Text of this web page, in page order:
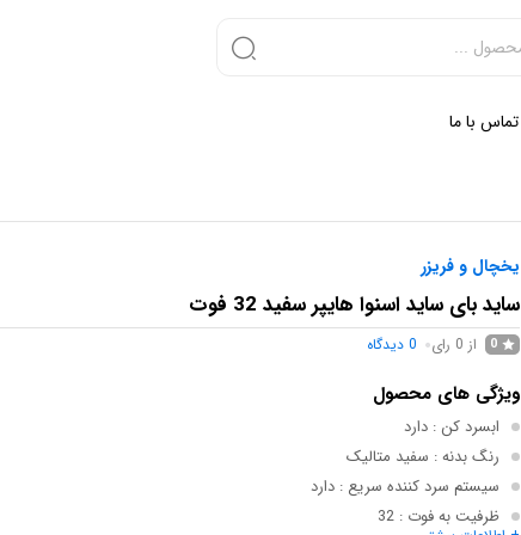
تماس با ما
یخچال و فریزر
ساید بای ساید اسنوا هایپر سفید 32 فوت
0 از 0 رای 0 دیدگاه
ویژگی های محصول
ابسرد کن: دارد
رنگ بدنه: سفید متالیک
سیستم سرد کننده سریع: دارد
ظرفيت به فوت: 32